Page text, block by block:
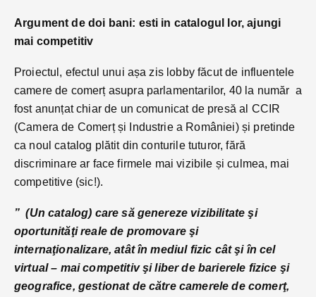
Argument de doi bani: esti in catalogul lor, ajungi
mai competitiv
Proiectul, efectul unui așa zis lobby făcut de influentele
camere de comerț asupra parlamentarilor, 40 la număr a
fost anunțat chiar de un comunicat de presă al CCIR
(Camera de Comerț și Industrie a României) și pretinde
ca noul catalog plătit din conturile tuturor, fără
discriminare ar face firmele mai vizibile și culmea, mai
competitive (sic!).
” (Un catalog) care să genereze vizibilitate şi
oportunităţi reale de promovare şi
internaţionalizare, atât în mediul fizic cât şi în cel
virtual – mai competitiv şi liber de barierele fizice şi
geografice, gestionat de către camerele de comerţ,